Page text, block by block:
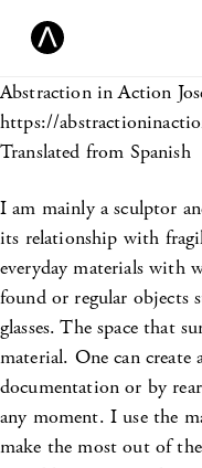
Abstraction in Action
https://
Translated from Spanish
I am mainly a sculptor
its relationship with
everyday materials with
found or regular objects
glasses. The space that
material. One can create
documentation or by
any moment. I use the
make the most out of